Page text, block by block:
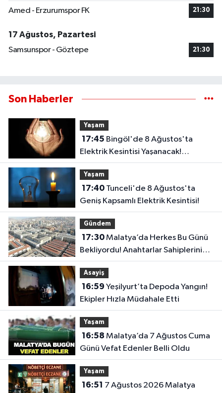
Amed - Erzurumspor FK 21:30
17 Ağustos, Pazartesi
Samsunspor - Göztepe
21:30
Son Haberler
Yaşam
17:45
Elektrik Kesintisi Yaşanacak!
Karlıova'da 2 Köy Etkilenecek
Yaşam
17:40Tunceli'de 8 Ağustos'ta
Geniş Kapsamlı Elektrik Kesintisi!
Gündem
17:30Malatya’da Herkes Bu Günü
Bekliyordu! Anahtarlar Sahiplerini
Buluyor
Asayiş
16:59
Ekipler Hızla Müdahale Etti
Yaşam
16:58
Günü Vefat Edenler Belli Oldu
Yaşam
16:51